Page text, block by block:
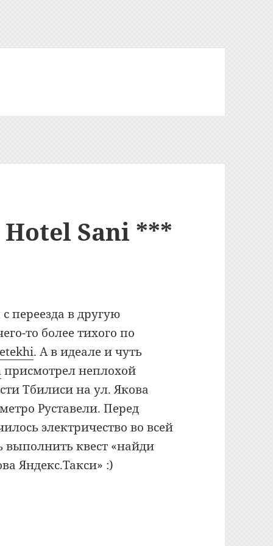
Hotel Sani ***
переезда в другую
то более тихого по
. А в идеале и чуть
присмотрел неплохой
Тбилиси на ул. Якова
Руставели. Перед
электричество во всей
квест «найди
Яндекс.Такси» :)
Sani *** (Тбилиси)